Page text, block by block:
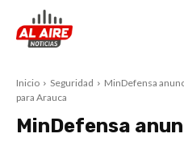
Inicio Seguridad
MinDefensa
para Arauca
MinDefensa